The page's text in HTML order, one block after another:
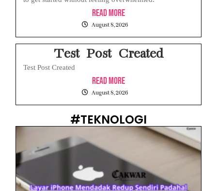
Read More
August 8, 2026
Test Post Created
Test Post Created
Read More
August 8, 2026
#TEKNOLOGI